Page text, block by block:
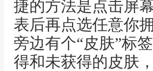
捷的方法是点击屏
表后再点选任意你
旁边有个“皮肤”标
得和未获得的皮肤